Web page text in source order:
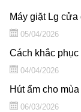
Máy giặt Lg cửa
05/04/2026
Cách khắc
04/04/2026
Hút ẩm cho
06/03/2026